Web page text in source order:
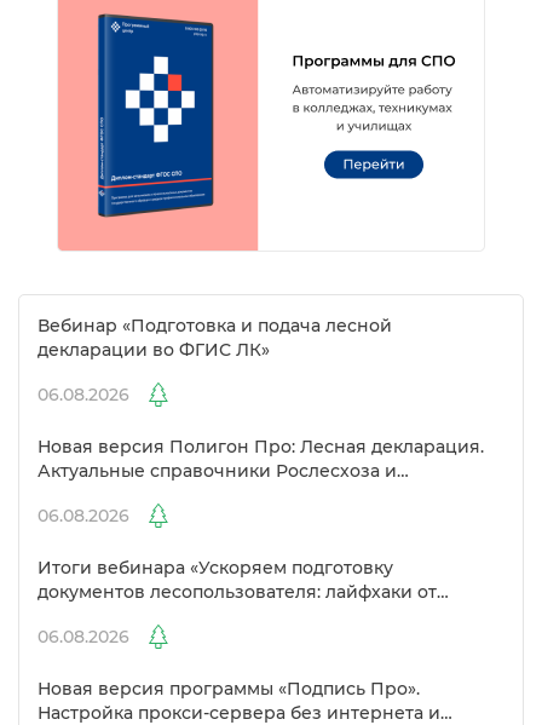
ебинар «Подготовка и подача лесной
декларации во ФГИС ЛК»
06.08.2026
Новая версия Полигон Про: Лесная декларация.
Актуальные справочники Рослесхоза и
06.08.2026
Итоги вебинара «Ускоряем подготовку
документов лесопользователя: лайфхаки от
06.08.2026
Новая версия программы «Подпись Про».
Настройка прокси-сервера без интернета и